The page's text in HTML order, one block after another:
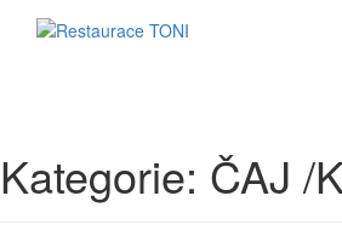
Kategorie: ČAJ /